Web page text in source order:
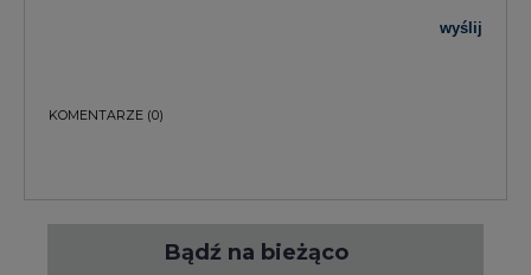
wyślij
KOMENTARZE (0)
Bądź na bieżąco